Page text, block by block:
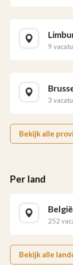
9
3
Bekijk alle
Per land
België
252
Bekijk alle